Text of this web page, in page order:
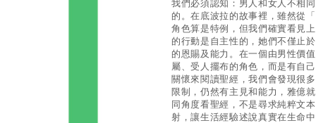
我們必須認知：男人和女人不相
的。在底波拉的故事裡，雖然從
角色算是特例，但我們確實看見
的行動是自主性的，她們不僅止
的恩賜及能力。在一個由男性價
屬、受人擺布的角色，而是有自
關懷來閱讀聖經，我們會發現很
限制，仍然有主見和能力，雅億
同角度看聖經，不是尋求純粹文
射，讓生活經驗述說真實在生命